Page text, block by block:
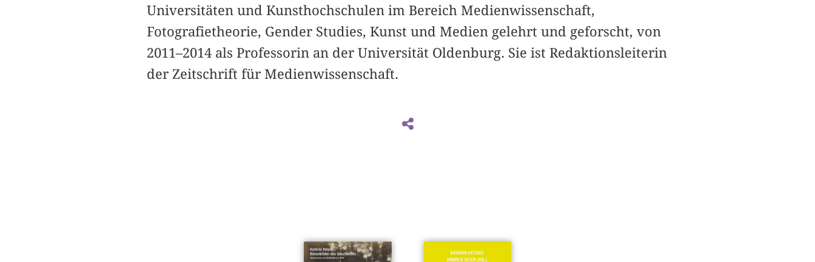
Universitäten und Kunsthochschulen im Bereich Medienwissenschaft,
Fotografietheorie, Gender Studies, Kunst und Medien gelehrt und geforscht, von
2011–2014 als Professorin an der Universität Oldenburg. Sie ist Redaktionsleiterin
der Zeitschrift für Medienwissenschaft.